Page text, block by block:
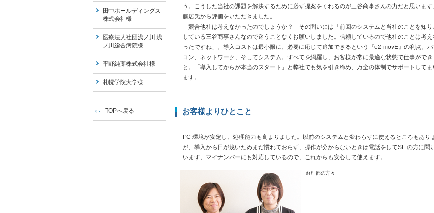
う。こうした当社の課題を解決するために必ず提案をくれるのが三谷商事さんの力だと思います
藤居氏から評価をいただきました。
競合他社は考えなかったのでしょうか？ その問いには「前回のシステムと当社のことを知り
している三谷商事さんなので迷うことなくお願いしました。信頼しているので他社のことは考え
ったですね」。導入コストは最小限に、必要に応じて追加できるという『e2-movE』の利点。パ
コン、ネットワーク、そしてシステム。すべてを網羅し、お客様が常に最適な状態で仕事ができ
と。「導入してからが本当のスタート」と弊社でも気を引き締め、万全の体制でサポートしてま
ます。
お客様よりひとこと
PC 環境が安定し、処理能力も高まりました。以前のシステムと変わらずに使えるところもあり
が、導入から日が浅いためまだ慣れておらず、操作が分からないときは電話をしてSE の方に聞
います。マイナンバーにも対応しているので、これからも安心して使えます。
経理部の方々
田中ホールディングス
株式会社様
医療法人社団浅ノ川 浅
ノ川総合病院様
平野純薬株式会社様
札幌学院大学様
TOPへ戻る